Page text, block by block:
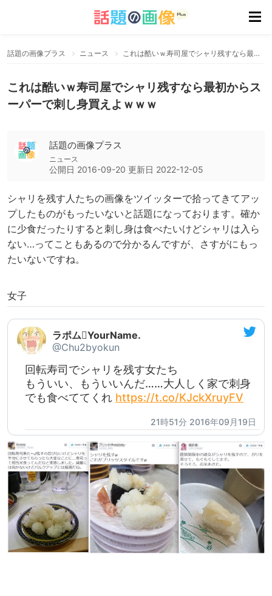
話題の画像プラス ニュース これは酷いｗ寿司屋でシャリ残すなら最初からスーパーで刺し身買えよｗｗｗ
これは酷いｗ寿司屋でシャリ残すなら最初からス
ーパーで刺し身買えよｗｗｗ
話題の画像プラス
ニュース
公開日 2016-09-20 更新日 2022-12-05
シャリを残す人たちの画像をツイッターで拾ってきてアッ
プしたものがもったいないと話題になっております。確か
に少食だったりすると刺し身は食べたいけどシャリは入ら
ない…ってこともあるので分かるんですが、さすがにもっ
たいないですね。
女子
ラポムYourName.
@Chu2byokun
回転寿司でシャリを残す女たち
もういい、もういいんだ……大人しく家で刺身
でも食べててくれ https://t.co/KJckXruyFV
21時51分 2016年09月19日